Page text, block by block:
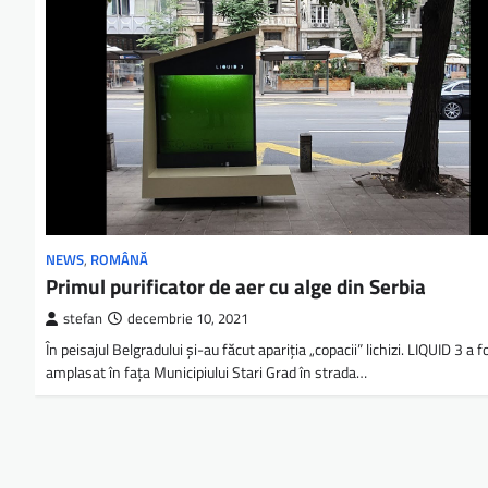
NEWS, ROMÂNĂ
Primul purificator de aer cu alge din Serbia
stefan decembrie 10, 2021
În peisajul Belgradului şi-au făcut apariţia „copacii” lichizi. LIQUID 3 a
amplasat în fața Municipiului Stari Grad în strada…